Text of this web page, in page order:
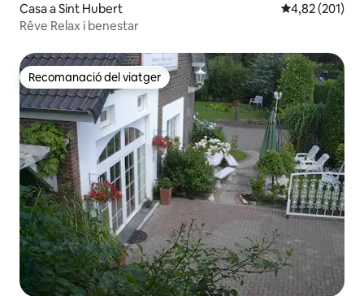
Casa a Sint Hubert 4,82 de
4,82 (201)
Rêve Relax i benestar
Recomanació del viatger
Recomanació del viatger